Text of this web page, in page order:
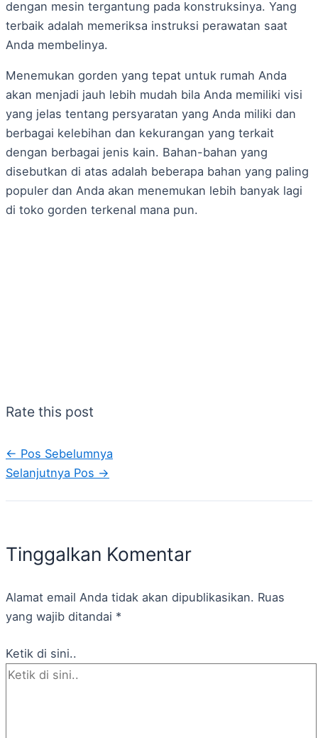
dengan mesin tergantung pada konstruksinya. Yang
terbaik adalah memeriksa instruksi perawatan saat
Anda membelinya.
Menemukan gorden yang tepat untuk rumah Anda
akan menjadi jauh lebih mudah bila Anda memiliki visi
yang jelas tentang persyaratan yang Anda miliki dan
berbagai kelebihan dan kekurangan yang terkait
dengan berbagai jenis kain. Bahan-bahan yang
disebutkan di atas adalah beberapa bahan yang paling
populer dan Anda akan menemukan lebih banyak lagi
di toko gorden terkenal mana pun.
Rate this post
← Pos Sebelumnya
Selanjutnya Pos →
Tinggalkan Komentar
Alamat email Anda tidak akan dipublikasikan. Ruas
yang wajib ditandai *
Ketik di sini..